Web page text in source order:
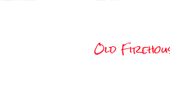
Old
Ești